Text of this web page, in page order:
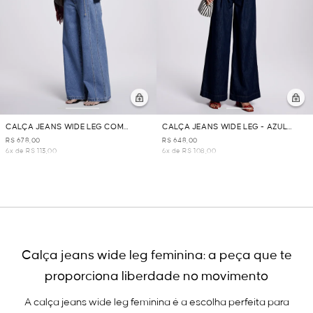
CALÇA JEANS WIDE LEG COM
RECORTE - AZUL JEANS
R$ 678,00
6x de R$ 113,00
CALÇA JEANS WIDE LEG - AZUL
JEANS
R$ 648,00
6x de R$ 108,00
Calça jeans wide leg feminina: a peça que te
proporciona liberdade no movimento
A calça jeans wide leg feminina é a escolha perfeita para